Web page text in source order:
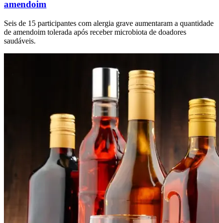
amendoim
Seis de 15 participantes com alergia grave aumentaram a quantidade
de amendoim tolerada após receber microbiota de doadores
saudáveis.